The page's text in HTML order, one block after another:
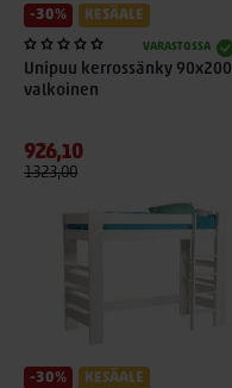
-30% KESÄALE
VARASTOSSA
Unipuu kerrossänky 90x200
valkoinen
926,10
1323,00
-30% KESÄALE